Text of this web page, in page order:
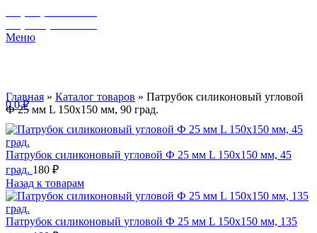
Меню
00₽
Главная » Каталог товаров » Патрубок силиконовый угловой
Ф 25 мм L 150х150 мм, 90 град.
Патрубок силиконовый угловой Ф 25 мм L 150х150 мм, 45
град. 180 ₽
Назад к товарам
Патрубок силиконовый угловой Ф 25 мм L 150х150 мм, 135